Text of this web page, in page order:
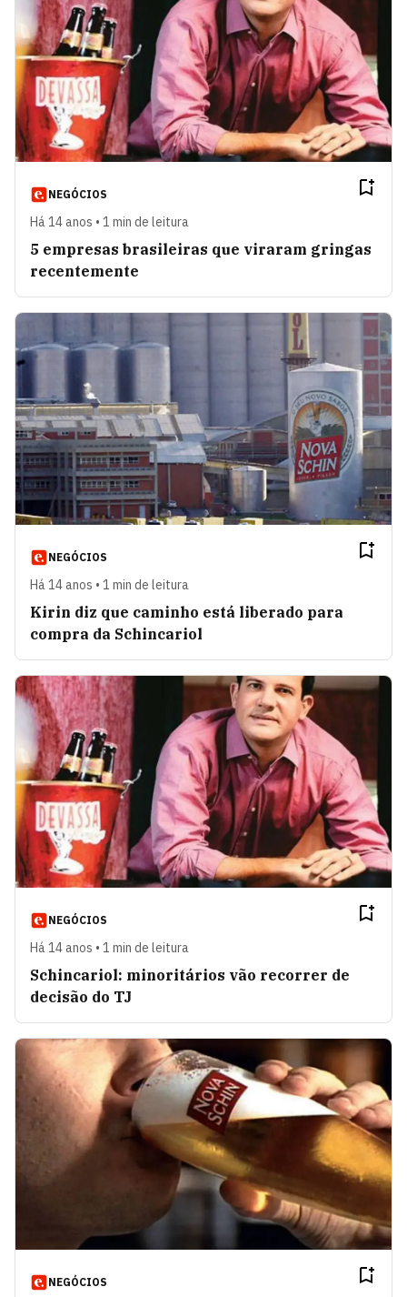
NEGÓCIOS
Há 14 anos • 1 min de leitura
5 empresas brasileiras que viraram gringas
recentemente
NEGÓCIOS
Há 14 anos • 1 min de leitura
Kirin diz que caminho está liberado para
compra da Schincariol
NEGÓCIOS
Há 14 anos • 1 min de leitura
Schincariol: minoritários vão recorrer de
decisão do TJ
NEGÓCIOS